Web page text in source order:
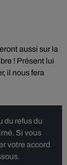
aussi sur la
! Présent lui
il nous fera
du refus du
Si vous
votre accord